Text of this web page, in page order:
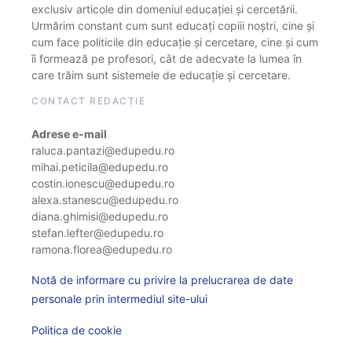
exclusiv articole din domeniul educației și cercetării.
Urmărim constant cum sunt educați copiii noștri, cine și
cum face politicile din educație și cercetare, cine și cum
îi formează pe profesori, cât de adecvate la lumea în
care trăim sunt sistemele de educație și cercetare.
CONTACT REDACȚIE
Adrese e-mail
raluca.pantazi@edupedu.ro
mihai.peticila@edupedu.ro
costin.ionescu@edupedu.ro
alexa.stanescu@edupedu.ro
diana.ghimisi@edupedu.ro
stefan.lefter@edupedu.ro
ramona.florea@edupedu.ro
Notă de informare cu privire la prelucrarea de date
personale prin intermediul site-ului
Politica de cookie